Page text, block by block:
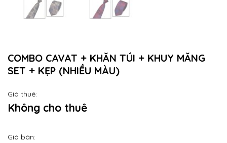
COMBO CAVAT + KHĂN TÚI + KHUY MĂNG
SET + KẸP (NHIỀU MÀU)
Giá thuê:
Không cho thuê
Giá bán: